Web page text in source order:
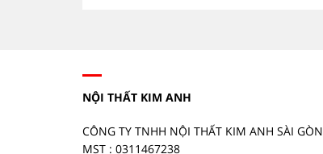
NỘI THẤT KIM ANH
CÔNG TY TNHH NỘI THẤT KIM ANH SÀI GÒN
MST : 0311467238